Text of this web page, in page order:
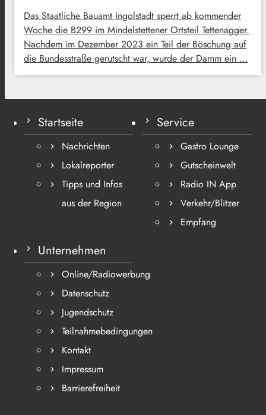
Das Staatliche Bauamt Ingolstadt sperrt ab kommender
Woche die B299 im Mindelstettener Ortsteil Tettenagger.
Nachdem im Dezember 2023 ein Teil der Böschung auf
die Bundesstraße gerutscht war, wurde der Damm ein …
Startseite
Nachrichten
Lokalreporter
Tipps und Infos
aus der Region
Service
Gastro Lounge
Gutscheinwelt
Radio IN App
Verkehr/Blitzer
Empfang
Unternehmen
Online/Radiowerbung
Datenschutz
Jugendschutz
Teilnahmebedingungen
Kontakt
Impressum
Barrierefreiheit